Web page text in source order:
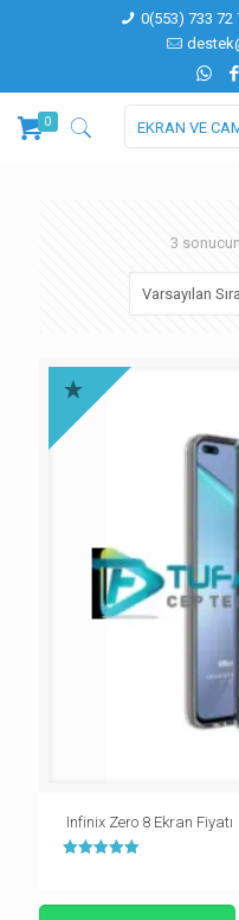
0(553) 733 72
0 EKRAN VE
3
Infinix Zero 8 Ekran Fiyatı